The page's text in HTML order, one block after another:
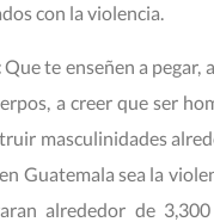
con la violencia.
Que te enseñen a pegar,
a creer que ser
masculinidades
Guatemala sea la
alrededor de